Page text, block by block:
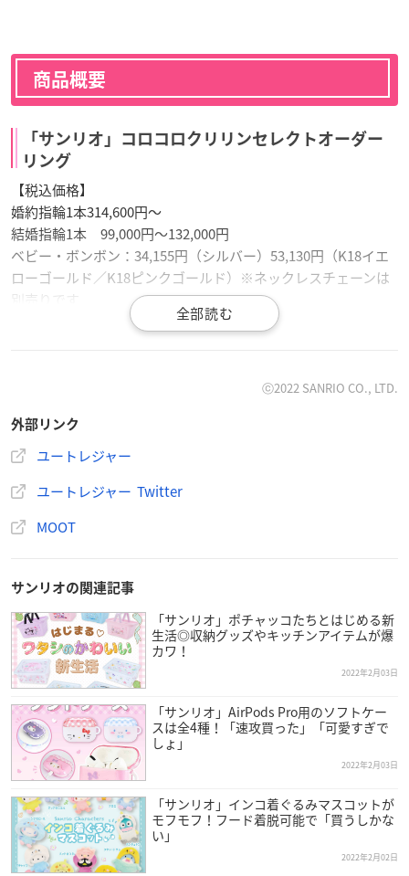
商品概要
「サンリオ」コロコロクリリンセレクトオーダー
リング
【税込価格】
婚約指輪1本314,600円～
結婚指輪1本 99,000円～132,000円
ベビー・ボンボン：34,155円（シルバー）53,130円（K18イエ
ローゴールド／K18ピンクゴールド）※ネックレスチェーンは
別売りです
4月ダイヤモンド
5月エメラルド
7月ルビー
8月ペリドット
9月サファイア
11月トパーズ
【選べる指輪デザイン】
婚約指輪6種類、結婚指輪26種類
ユートレジャー（MOOT）で購入
ⓒ2022 SANRIO CO., LTD.
外部リンク
ユートレジャー
ユートレジャー Twitter
MOOT
サンリオの関連記事
「サンリオ」ポチャッコたちとはじめる新
生活◎収納グッズやキッチンアイテムが爆
カワ！
2022年2月03日
「サンリオ」AirPods Pro用のソフトケー
スは全4種！「速攻買った」「可愛すぎで
しょ」
2022年2月03日
「サンリオ」インコ着ぐるみマスコットが
モフモフ！フード着脱可能で「買うしかな
い」
2022年2月02日